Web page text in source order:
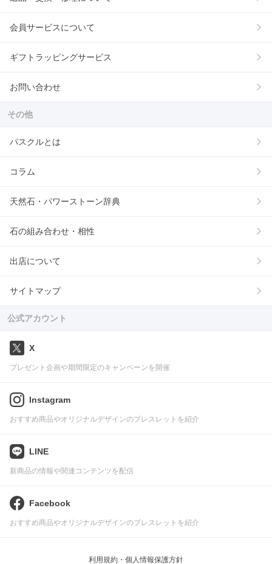
会員サービスについて
ギフトラッピングサービス
お問い合わせ
その他
パスクルとは
コラム
天然石・パワーストーン辞典
石の組み合わせ・相性
出店について
サイトマップ
公式アカウント
X
プレゼント企画や期間限定のキャンペーンを開催
Instagram
おすすめ商品やオリジナルデザインのブレスレットを紹介
LINE
新商品の情報や関連コンテンツを配信
Facebook
おすすめ商品やオリジナルデザインのブレスレットを紹介
利用規約・個人情報保護方針